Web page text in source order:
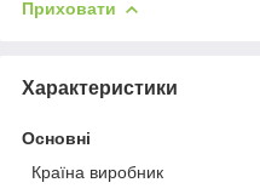
Приховати
Характеристики
Основні
Країна виробник